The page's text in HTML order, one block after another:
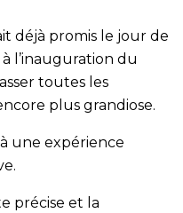
déjà promis le jour de
à l’inauguration du
toutes les
plus grandiose.
une expérience
précise et la